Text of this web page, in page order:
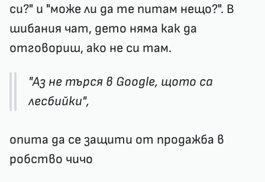
си?" и "може ли да те питам нещо?". В
шибания чат, дето няма как да
отговориш, ако не си там.
"Аз не търся в Google, щото са
лесбийки",
опита да се защити от продажба в
робство чичо